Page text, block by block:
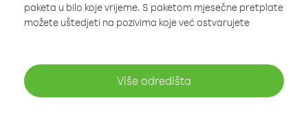
paketa u bilo koje vrijeme. S paketom mjesečne pretplate
možete uštedjeti na pozivima koje već ostvarujete
Više odredišta